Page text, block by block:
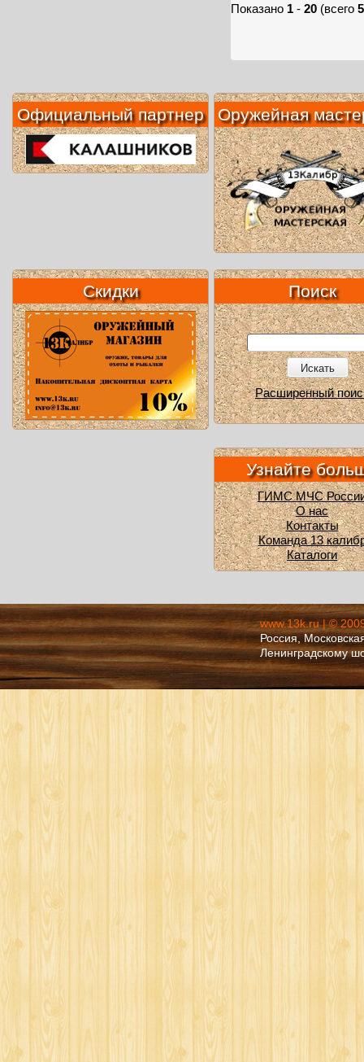
Показано 1 - 20 (всего
Официальный партнер Оружейная
Скидки Поиск
Искать
Расширенный
Узнайте
ГИМС МЧС
О нас
Контакты
Команда 13
Каталоги
www.13k.ru | ©
Россия,
Ленинградскому